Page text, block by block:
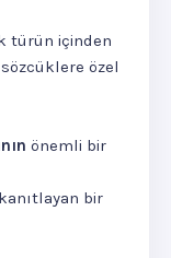
türün içinden
özel
önemli bir
bir